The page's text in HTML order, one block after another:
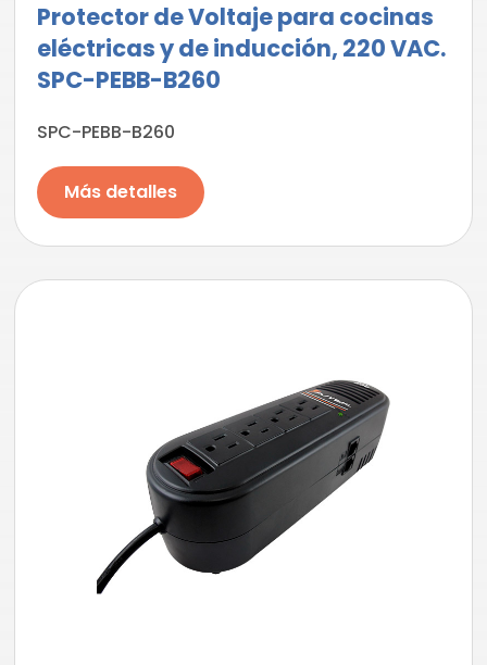
Protector de Voltaje para cocinas
eléctricas y de inducción, 220 VAC.
SPC-PEBB-B260
SPC-PEBB-B260
Más detalles